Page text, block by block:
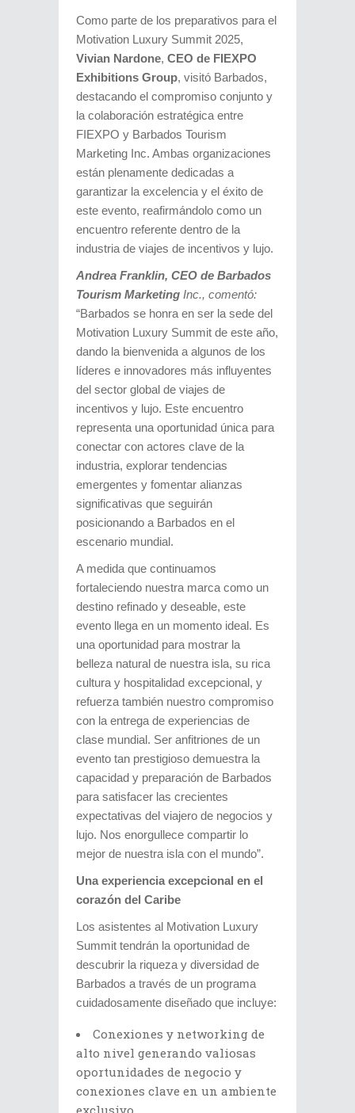
Como parte de los preparativos para el
Motivation Luxury Summit 2025,
Vivian Nardone, CEO de FIEXPO
Exhibitions Group, visitó Barbados,
destacando el compromiso conjunto y
la colaboración estratégica entre
FIEXPO y Barbados Tourism
Marketing Inc. Ambas organizaciones
están plenamente dedicadas a
garantizar la excelencia y el éxito de
este evento, reafirmándolo como un
encuentro referente dentro de la
industria de viajes de incentivos y lujo.
Andrea Franklin, CEO de Barbados
Tourism Marketing Inc., comentó:
“Barbados se honra en ser la sede del
Motivation Luxury Summit de este año,
dando la bienvenida a algunos de los
líderes e innovadores más influyentes
del sector global de viajes de
incentivos y lujo. Este encuentro
representa una oportunidad única para
conectar con actores clave de la
industria, explorar tendencias
emergentes y fomentar alianzas
significativas que seguirán
posicionando a Barbados en el
escenario mundial.
A medida que continuamos
fortaleciendo nuestra marca como un
destino refinado y deseable, este
evento llega en un momento ideal. Es
una oportunidad para mostrar la
belleza natural de nuestra isla, su rica
cultura y hospitalidad excepcional, y
refuerza también nuestro compromiso
con la entrega de experiencias de
clase mundial. Ser anfitriones de un
evento tan prestigioso demuestra la
capacidad y preparación de Barbados
para satisfacer las crecientes
expectativas del viajero de negocios y
lujo. Nos enorgullece compartir lo
mejor de nuestra isla con el mundo”.
Una experiencia excepcional en el
corazón del Caribe
Los asistentes al Motivation Luxury
Summit tendrán la oportunidad de
descubrir la riqueza y diversidad de
Barbados a través de un programa
cuidadosamente diseñado que incluye:
Conexiones y networking de
alto nivel generando valiosas
oportunidades de negocio y
conexiones clave en un ambiente
exclusivo.